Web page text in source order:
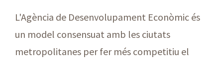
L'Agència de Desenvolupament Econòmic és
un model consensuat amb les ciutats
metropolitanes per fer més competitiu el